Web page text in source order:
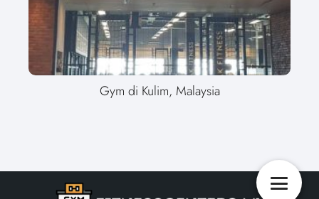
Gym di Kulim, Malaysia